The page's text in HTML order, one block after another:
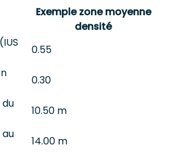
Exemple zone moyenne
densité
0.55
0.30
10.50 m
14.00 m